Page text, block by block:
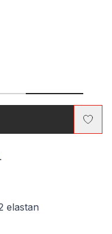
elastan